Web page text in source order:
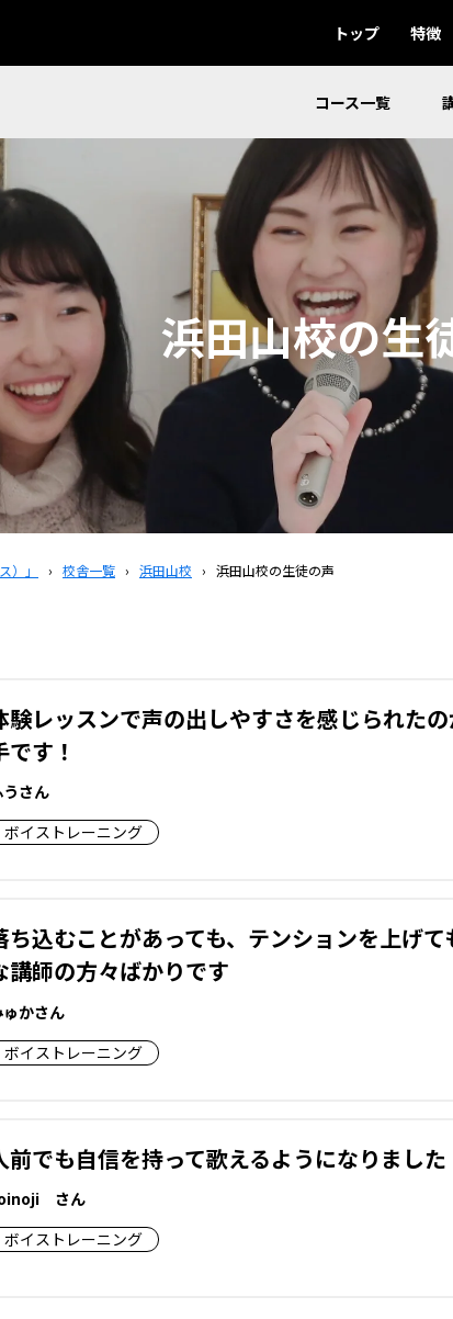
トップ 特徴
コース一覧
浜田山校の生
）」 › 校舎一覧 › 浜田山校 › 浜田山校の生徒の声
験レッスンで声の出しやすさを感じられた
です！
うさん
ボイストレーニング
ち込むことがあっても、テンションを上げて
講師の方々ばかりです
ゅかさん
ボイストレーニング
前でも自信を持って歌えるようになりました
さん
ボイストレーニング